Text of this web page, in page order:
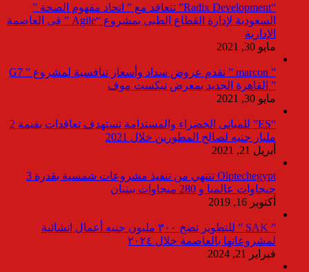
“Radix Development” تتعاقد مع ” اتحاد مفهوم الصحة ”
السعودية لإدارة القطاع الطبى بمشروع “Agile ” فى العاصمة
الإدارية
مايو 30, 2021
” marcon ” تقدم عروض سداد وأسعار تنافسية لمشروع ” G7
” القاهرة الجديد بمعرض نيكست موف
مايو 30, 2021
“ES” للمبانى الخضراء والمستدامة تستهدف تعاقدات بقيمة 2
مليار جنيه لصالح المطورين خلال 2021
أبريل 21, 2021
Olptechegypt تنتهي من تنفيذ مشروعات شمسية بقدرة 3
جيجاوات عالميا و 280 ميجاوات ببنبان
أكتوبر 16, 2019
” SAK ” للتطوير تضخ ٣٠٠ مليون جنيه أعمال انشائية
لمشروعاتها بالعاصمة خلال ٢٠٢٤
فبراير 21, 2024